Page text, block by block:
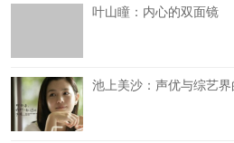
叶山瞳：内心的双面镜
池上美沙：声优与综艺